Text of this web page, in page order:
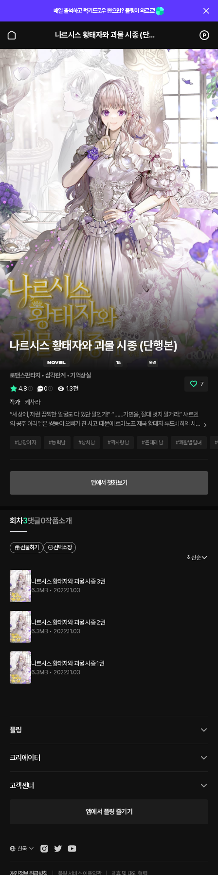
매일 출석하고 럭키드로우 뽑으면? 플링이 와르르!
나르시스 황태자와 괴물 시종 (단행본)
나르시스 황태자와 괴물 시종 (단행본)
로맨스판타지 • 삼각관계 • 기억상실
4.8
0 1.3천
7
작가
케사라
“세상에, 저런 끔찍한 얼굴도 다 있단 말인가!” “……가면을, 절대 벗지 말거라.” 샤르덴
의 공주 아리엘은 쌍둥이 오빠가 친 사고 때문에 로마노프 제국 황태자 루드비히의 시종
남고 만 아리엘. 그 흉측한 몰골에 루드비히는 사사건건 그녀를 못살게 굴지만 아리엘은
고 루드비히의 가슴이 뛰기 시작한 것은. 지독한 나르시시즘과 혼란스러운 감정들 속에
서 그는 괴물 시종을 좋아하는 자신의 마음을 깨닫게 되고 만다. “이것은 너를 위한 나만
#남장여자 #능력남 #상처남 #짝사랑남 #츤데레남 #쾌활발랄녀 #
앱에서 첫화보기
회차3댓글0작품소개
선물하기
선택소장
최신순
나르시스 황태자와 괴물 시종 3권
6.3MB • 2022.11.03
나르시스 황태자와 괴물 시종 2권
6.3MB • 2022.11.03
나르시스 황태자와 괴물 시종 1권
6.3MB • 2022.11.03
플링
크리에이터
고객센터
앱에서 플링 즐기기
개인정보 취급방침 플링 서비스 이용약관 제휴 및 대외 협력
한국